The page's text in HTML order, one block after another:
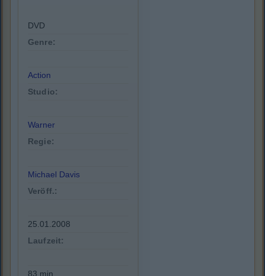
DVD
Genre:
Action
Studio:
Warner
Regie:
Michael Davis
Veröff.:
25.01.2008
Laufzeit:
83 min